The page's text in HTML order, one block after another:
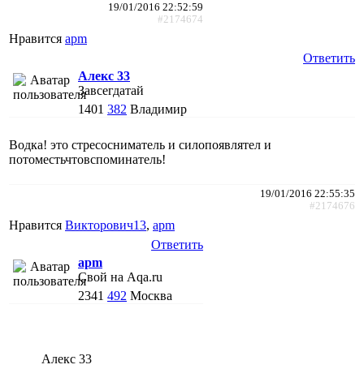
19/01/2016 22:52:59
#2174674
Нравится apm
Ответить
Алекс 33
Завсегдатай
1401 382 Владимир
Водка! это стресосниматель и силопоявлятел и
потоместьчтовспоминатель!
19/01/2016 22:55:35
#2174676
Нравится Викторович13, apm
Ответить
apm
Свой на Aqa.ru
2341 492 Москва
Алекс 33